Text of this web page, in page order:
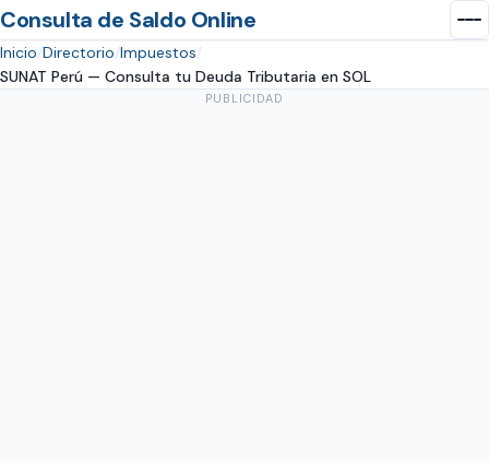
Consulta de Saldo Online
Inicio Directorio Impuestos
SUNAT Perú — Consulta tu Deuda Tributaria en SOL
PUBLICIDAD